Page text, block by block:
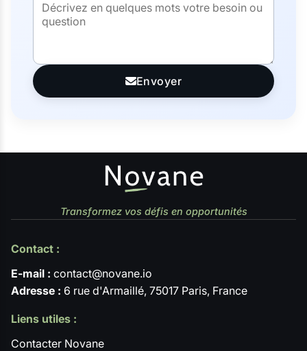
Envoyer
Transformez vos défis en opportunités
Contact :
E-mail : contact@novane.io
Adresse : 6 rue d'Armaillé, 75017 Paris, France
Liens utiles :
Contacter Novane